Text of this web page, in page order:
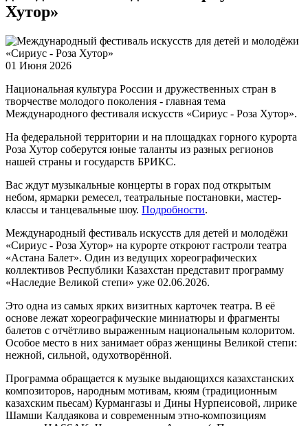
Хутор»
01 Июня 2026
Национальная культура России и дружественных стран в
творчестве молодого поколения - главная тема
Международного фестиваля искусств «Сириус - Роза Хутор».
На федеральной территории и на площадках горного курорта
Роза Хутор соберутся юные таланты из разных регионов
нашей страны и государств БРИКС.
Вас ждут музыкальные концерты в горах под открытым
небом, ярмарки ремесел, театральные постановки, мастер-
классы и танцевальные шоу. Подробности.
Международный фестиваль искусств для детей и молодёжи
«Сириус - Роза Хутор» на курорте откроют гастроли театра
«Астана Балет». Один из ведущих хореографических
коллективов Республики Казахстан представит программу
«Наследие Великой степи» уже 02.06.2026.
Это одна из самых ярких визитных карточек театра. В её
основе лежат хореографические миниатюры и фрагменты
балетов с отчётливо выраженным национальным колоритом.
Особое место в них занимает образ женщины Великой степи:
нежной, сильной, одухотворённой.
Программа обращается к музыке выдающихся казахстанских
композиторов, народным мотивам, кюям (традиционным
казахским пьесам) Курмангазы и Дины Нурпеисовой, лирике
Шамши Калдаякова и современным этно-композициям